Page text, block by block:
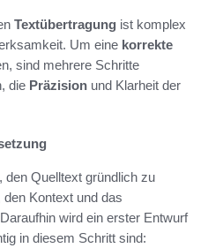
Textübertragung ist komplex
Um eine korrekte
sind mehrere Schritte
die Präzision und Klarheit der
den Quelltext gründlich zu
Kontext und das
wird ein erster Entwurf
in diesem Schritt sind: